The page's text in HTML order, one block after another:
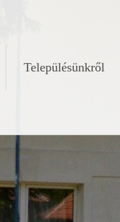
Településünkről